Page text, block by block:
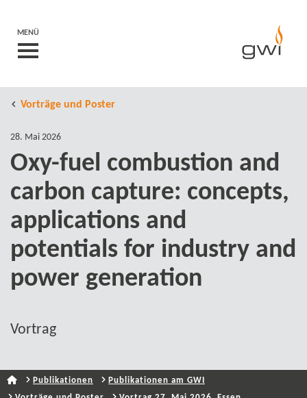
MENÜ
Vorträge und Poster
28. Mai 2026
Oxy-​fuel combustion and
carbon capture: concepts,
applications and
potentials for industry and
power generation
Vortrag
Publikationen
Publikationen am GWI